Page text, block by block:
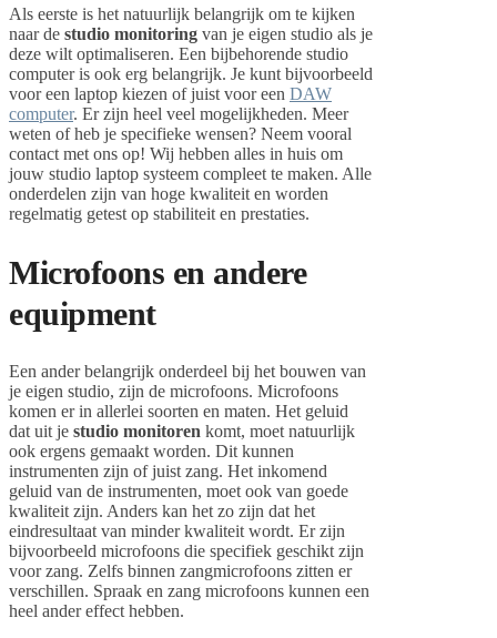
Als eerste is het natuurlijk belangrijk om te kijken
naar de studio monitoring van je eigen studio als je
deze wilt optimaliseren. Een bijbehorende studio
computer is ook erg belangrijk. Je kunt bijvoorbeeld
voor een laptop kiezen of juist voor een DAW
computer. Er zijn heel veel mogelijkheden. Meer
weten of heb je specifieke wensen? Neem vooral
contact met ons op! Wij hebben alles in huis om
jouw studio laptop systeem compleet te maken. Alle
onderdelen zijn van hoge kwaliteit en worden
regelmatig getest op stabiliteit en prestaties.
Microfoons en andere
equipment
Een ander belangrijk onderdeel bij het bouwen van
je eigen studio, zijn de microfoons. Microfoons
komen er in allerlei soorten en maten. Het geluid
dat uit je studio monitoren komt, moet natuurlijk
ook ergens gemaakt worden. Dit kunnen
instrumenten zijn of juist zang. Het inkomend
geluid van de instrumenten, moet ook van goede
kwaliteit zijn. Anders kan het zo zijn dat het
eindresultaat van minder kwaliteit wordt. Er zijn
bijvoorbeeld microfoons die specifiek geschikt zijn
voor zang. Zelfs binnen zangmicrofoons zitten er
verschillen. Spraak en zang microfoons kunnen een
heel ander effect hebben.